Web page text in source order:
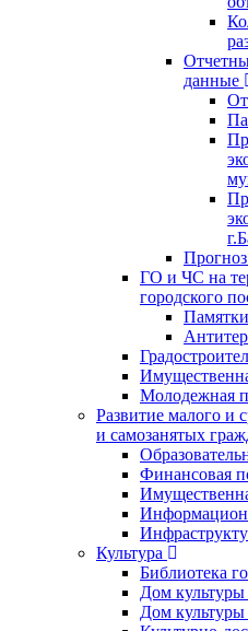
данные
ГО и ЧС на
городского
Молодежная
Развитие малого и
и самозанятых
Финансовая
Культура
Библиотека
Дом
Дом